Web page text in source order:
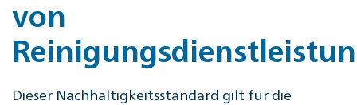
von
Dieser Nachhaltigkeitsstandard gilt für die